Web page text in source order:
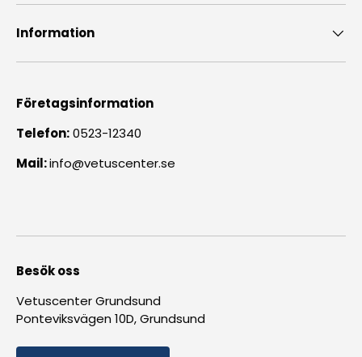
Information
Företagsinformation
Telefon:0523-12340
Mail:info@vetuscenter.se
Besök oss
Vetuscenter Grundsund
Ponteviksvägen 10D, Grundsund